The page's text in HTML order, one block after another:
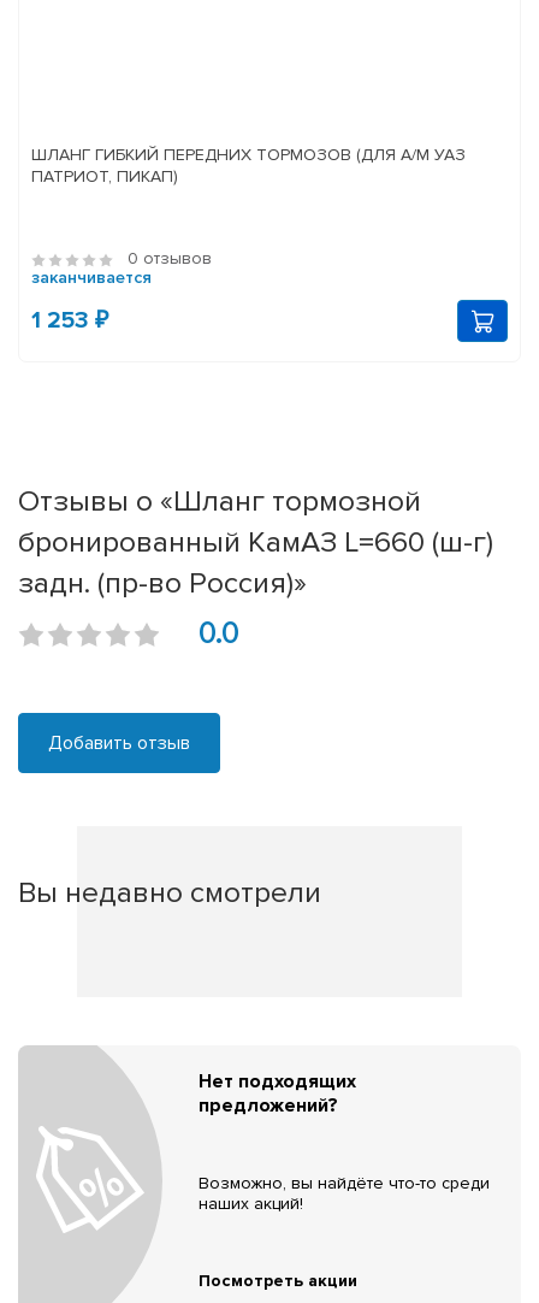
ШЛАНГ ГИБКИЙ ПЕРЕДНИХ ТОРМОЗОВ (ДЛЯ А/М УАЗ
ПАТРИОТ, ПИКАП)
0 отзывов
заканчивается
1 253 ₽
Отзывы о «Шланг тормозной
бронированный КамАЗ L=660 (ш-г)
задн. (пр-во Россия)»
0.0
Добавить отзыв
Вы недавно смотрели
Нет подходящих
предложений?
Возможно, вы найдёте что-то среди
наших акций!
Посмотреть акции